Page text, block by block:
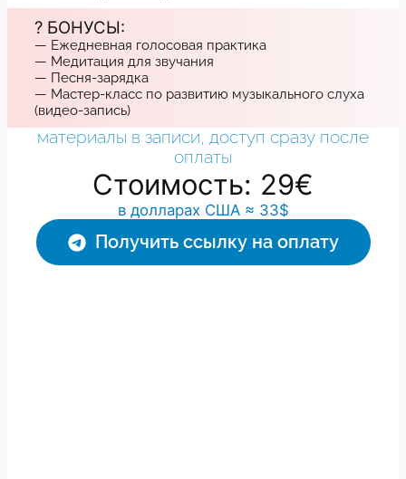
? БОНУСЫ:
— Ежедневная голосовая практика
— Медитация для звучания
— Песня-зарядка
— Мастер-класс по развитию музыкального слуха
(видео-запись)
материалы в записи, доступ сразу после
оплаты
Стоимость: 29€
в долларах США ≈ 33$
Получить ссылку на оплату